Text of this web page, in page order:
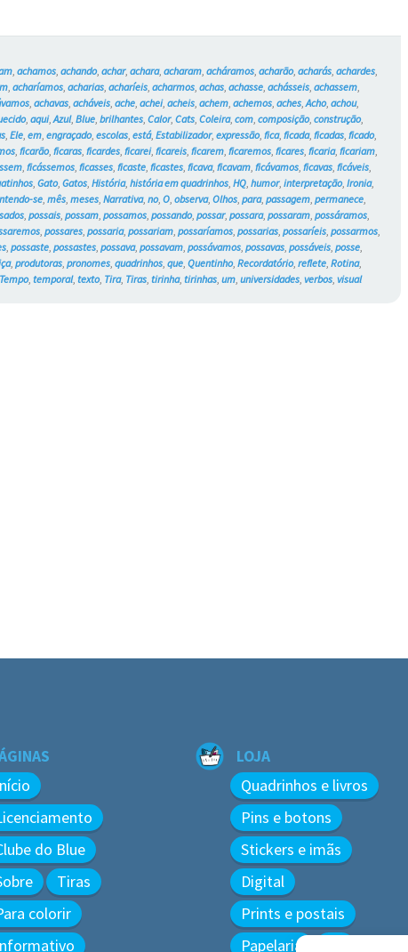
,achamos,achando,achar,achara,acharam,acháramos,acharão,acharás,achardes,
,acharíamos,acharias,acharíeis,acharmos,achas,achasse,achásseis,achassem,
,achavas,acháveis,ache,achei,acheis,achem,achemos,aches,Acho,achou,
,aqui,Azul,Blue,brilhantes,Calor,Cats,Coleira,com,composição,construção,
,Ele,em,engraçado,escolas,está,Estabilizador,expressão,fica,ficada,ficadas,ficado,
,ficarão,ficaras,ficardes,ficarei,ficareis,ficarem,ficaremos,ficares,ficaria,ficariam,
,ficássemos,ficasses,ficaste,ficastes,ficava,ficavam,ficávamos,ficavas,ficáveis,
,Gato,Gatos,História,história em quadrinhos,HQ,humor,interpretação,Ironia,
se,mês,meses,Narrativa,no,O,observa,Olhos,para,passagem,permanece,
,possais,possam,possamos,possando,possar,possara,possaram,possáramos,
,possares,possaria,possariam,possaríamos,possarias,possaríeis,possarmos,
,possaste,possastes,possava,possavam,possávamos,possavas,possáveis,posse,
,produtoras,pronomes,quadrinhos,que,Quentinho,Recordatório,reflete,Rotina,
Tempo,temporal,texto, Tira, Tiras,tirinha,tirinhas,um,universidades,verbos,visual
do Blue
Tiras
colorir
LOJA
Quadrinhos e livros
Pins e botons
Stickers e imãs
Digital
Prints e postais
Papelaria